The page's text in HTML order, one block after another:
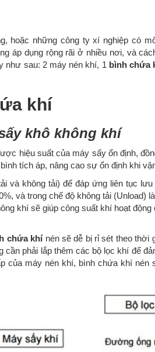
hoặc những công ty xí nghiệp có
áp dụng rộng rãi ở nhiều nơi, và
như sau: 2 máy nén khí, 1 bình chứa
khí
khô không khí
hiệu suất của máy sấy ổn định,
tích áp, nâng cao sự ổn định khi
và không tải) để đáp ứng liên tục
và trong chế độ không tải (Unload)
khí sẽ giúp công suất khí hoạt
chứa khínén sẽ dễ bị rỉ sét theo thời
phải lắp thêm các bộ lọc khí để
của máy nén khí, bình chứa khí nén